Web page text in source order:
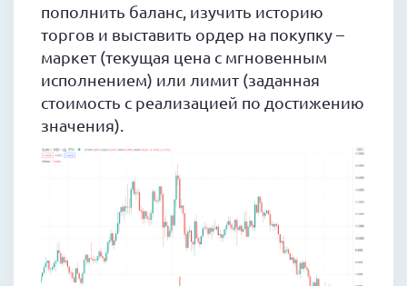
пополнить баланс, изучить историю
торгов и выставить ордер на покупку –
маркет (текущая цена с мгновенным
исполнением) или лимит (заданная
стоимость с реализацией по достижению
значения).